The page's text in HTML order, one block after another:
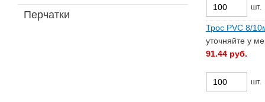
Перчатки
шт.
Трос PVC 8/
уточняйте у
91.44 руб.
шт.